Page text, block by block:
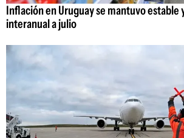
Inflación en Uruguay se mantuvo estable
interanual a julio